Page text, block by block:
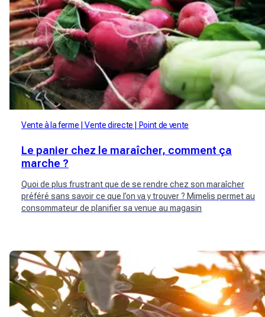
Vente à la ferme Vente directe Point de vente
Le panier chez le maraîcher, comment ça
marche ?
Quoi de plus frustrant que de se rendre chez son maraîcher
préféré sans savoir ce que l’on va y trouver ? Mimelis permet au
consommateur de planifier sa venue au magasin